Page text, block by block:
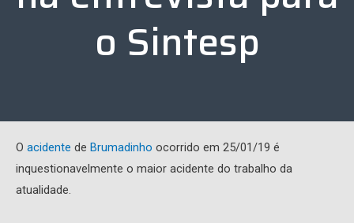
o Sintesp
O acidente de Brumadinho ocorrido em 25/01/19 é
inquestionavelmente o maior acidente do trabalho da
atualidade.